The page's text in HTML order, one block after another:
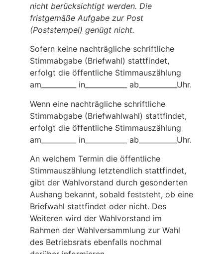
nicht berücksichtigt werden. Die
fristgemäße Aufgabe zur Post
(Poststempel) genügt nicht.
Sofern keine nachträgliche schriftliche
Stimmabgabe (Briefwahl) stattfindet,
erfolgt die öffentliche Stimmauszählung
am__________ in_­___________ ab___________Uhr.
Wenn eine nachträgliche schriftliche
Stimmabgabe (Briefwahlwahl) stattfindet,
erfolgt die öffentliche Stimmauszählung
am__________ in_­___________ ab___________Uhr.
An welchem Termin die öffentliche
Stimmauszählung letztendlich stattfindet,
gibt der Wahlvorstand durch gesonderten
Aushang bekannt, sobald feststeht, ob eine
Briefwahl stattfindet oder nicht. Des
Weiteren wird der Wahlvorstand im
Rahmen der Wahlversammlung zur Wahl
des Betriebsrats ebenfalls nochmal